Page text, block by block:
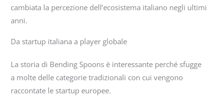
cambiata la percezione dell’ecosistema italiano negli ultimi
anni.
Da startup italiana a player globale
La storia di Bending Spoons è interessante perché sfugge
a molte delle categorie tradizionali con cui vengono
raccontate le startup europee.